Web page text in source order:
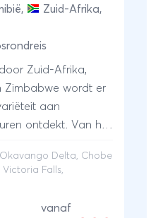
, Zuid-Afrika,
Zuid-Afrika,
Zimbabwe wordt er
aan
ontdekt. Van het
Namib
de Victoria
Okavango Delta, Chobe
Victoria Falls,
vanaf